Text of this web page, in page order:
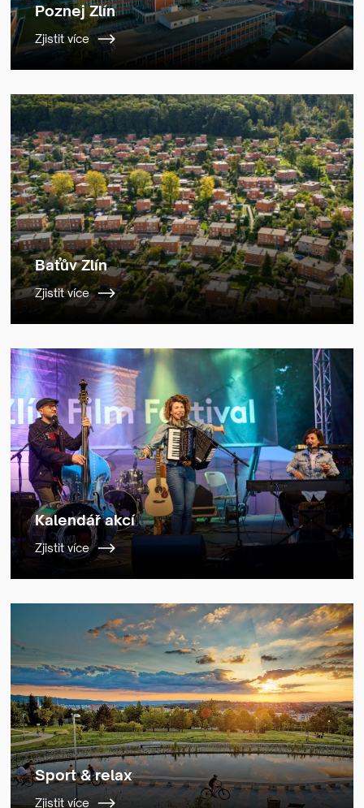
Poznej Zlín
Zjistit více
Baťův Zlín
Zjistit více
Kalendář akcí
Zjistit více
Sport & relax
Zjistit více